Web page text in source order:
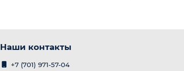
Наши контакты
+7 (701) 971-57-04